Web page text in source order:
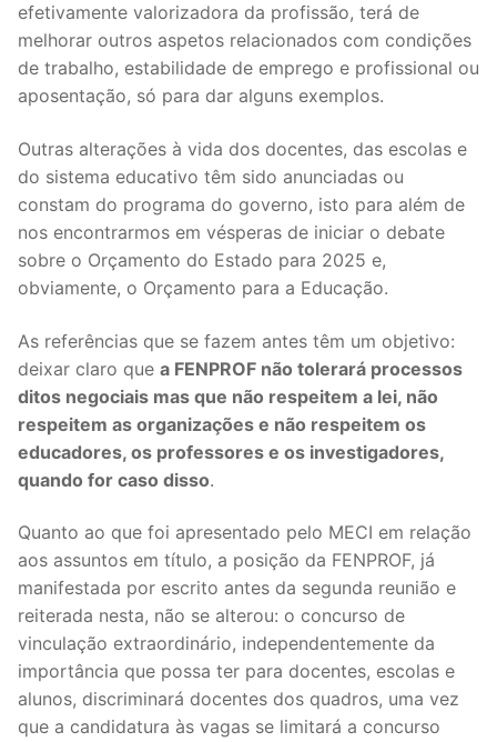
efetivamente valorizadora da profissão, terá de
melhorar outros aspetos relacionados com condições
de trabalho, estabilidade de emprego e profissional ou
aposentação, só para dar alguns exemplos.
Outras alterações à vida dos docentes, das escolas e
do sistema educativo têm sido anunciadas ou
constam do programa do governo, isto para além de
nos encontrarmos em vésperas de iniciar o debate
sobre o Orçamento do Estado para 2025 e,
obviamente, o Orçamento para a Educação.
As referências que se fazem antes têm um objetivo:
deixar claro que a FENPROF não tolerará processos
ditos negociais mas que não respeitem a lei, não
respeitem as organizações e não respeitem os
educadores, os professores e os investigadores,
quando for caso disso.
Quanto ao que foi apresentado pelo MECI em relação
aos assuntos em título, a posição da FENPROF, já
manifestada por escrito antes da segunda reunião e
reiterada nesta, não se alterou: o concurso de
vinculação extraordinário, independentemente da
importância que possa ter para docentes, escolas e
alunos, discriminará docentes dos quadros, uma vez
que a candidatura às vagas se limitará a concurso